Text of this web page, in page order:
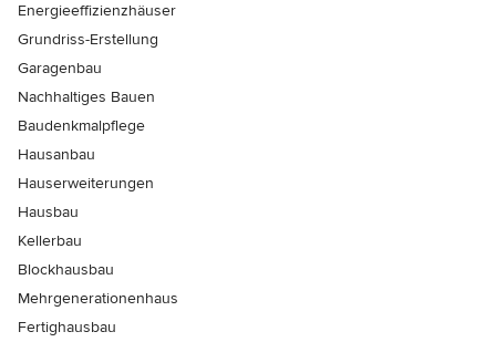
Energieeffizienzhäuser
Grundriss-Erstellung
Garagenbau
Nachhaltiges Bauen
Baudenkmalpflege
Hausanbau
Hauserweiterungen
Hausbau
Kellerbau
Blockhausbau
Mehrgenerationenhaus
Fertighausbau